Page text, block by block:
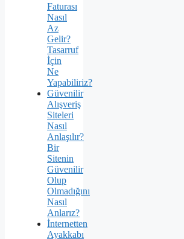
Faturası
Nasıl
Az
Gelir?
Tasarruf
İçin
Ne
Yapabiliriz?
Güvenilir
Alışveriş
Siteleri
Nasıl
Anlaşılır?
Bir
Sitenin
Güvenilir
Olup
Olmadığını
Nasıl
Anlarız?
İnternetten
Ayakkabı